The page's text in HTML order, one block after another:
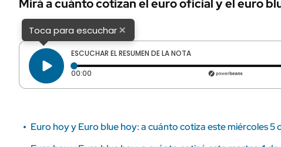
MEDIAKIT AMBITO DEBATE
Mirá a cuánto cotizan el euro oficial y el euro
Toca para escuchar×
ESCUCHAR EL RESUMEN DE LA NOTA
00:00 Tiempo transcurrido: 0 segundos
Euro hoy y Euro blue hoy: a cuánto cotiza este miércoles 5